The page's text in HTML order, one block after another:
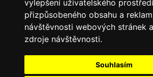
vylepšení uživatelského
přizpůsobeného obsahu a
návštěvnosti webových stránek
zdroje návštěvnosti.
Souhlasím